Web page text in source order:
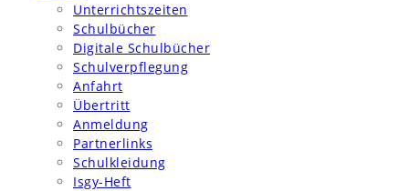
Unterrichtszeiten
Schulbücher
Digitale Schulbücher
Schulverpflegung
Anfahrt
Übertritt
Anmeldung
Partnerlinks
Schulkleidung
Isgy-Heft